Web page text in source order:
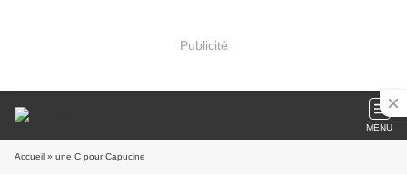
Publicité
MENU
Accueil » une C pour Capucine